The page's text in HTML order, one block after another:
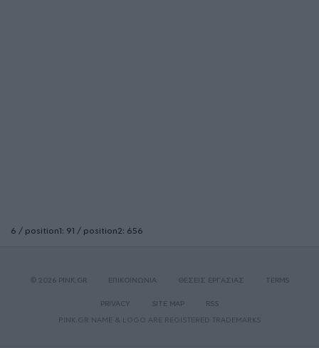
6 / position1: 91 / position2: 656
© 2026 PINK.GR ΕΠΙΚΟΙΝΩΝΙΑ ΘΕΣΕΙΣ ΕΡΓΑΣΙΑΣ TERMS
PRIVACY SITE MAP
RSS
PINK.GR NAME & LOGO ARE REGISTERED TRADEMARKS